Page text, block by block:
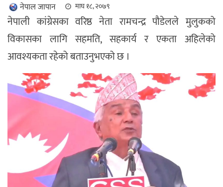
नेपाल जापान माघ १८, २०७९
नेपाली कांग्रेसका वरिष्ठ नेता रामचन्द्र पौडेलले मुलुकको
विकासका लागि सहमति, सहकार्य र एकता अहिलेको
आवश्यकता रहेको बताउनुभएको छ ।